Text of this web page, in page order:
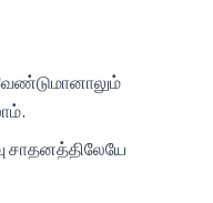
சாதனத்திலேயே